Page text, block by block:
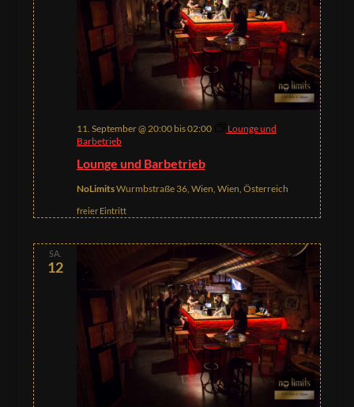
Lounge und Barbetrieb
11. September @ 20:00bis02:00
Lounge und
Barbetrieb
NoLimitsWurmbstraße 36, Wien, Wien, Österreich
freier Eintritt
SA.
12